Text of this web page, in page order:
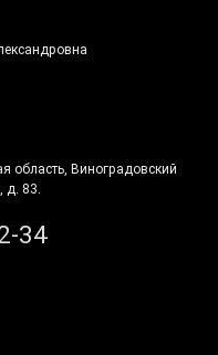
область, Виноградовский
д. 83.
34